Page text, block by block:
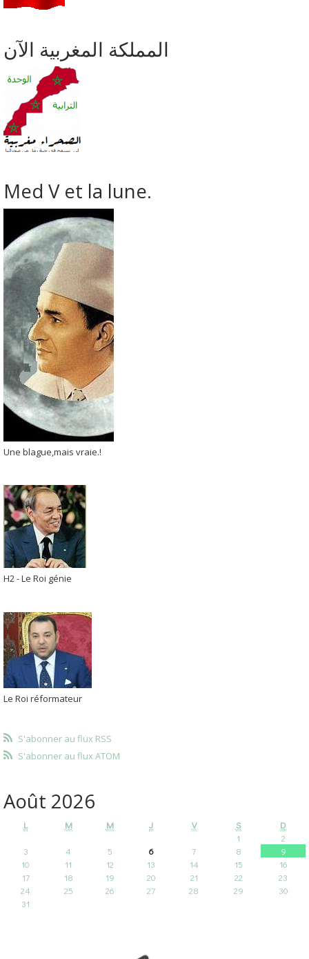
المملكة المغربية الآن
Med V et la lune.
Une blague,mais vraie.!
H2 - Le Roi génie
Le Roi réformateur
S'abonner au flux RSS
S'abonner au flux ATOM
Août 2026
L M M J V S
D
1
2
3
4 5 6 7 8
9
10
11 12 13 14 15
16
17
18 19 20 21 22
23
24
25 26 27 28 29
30
31